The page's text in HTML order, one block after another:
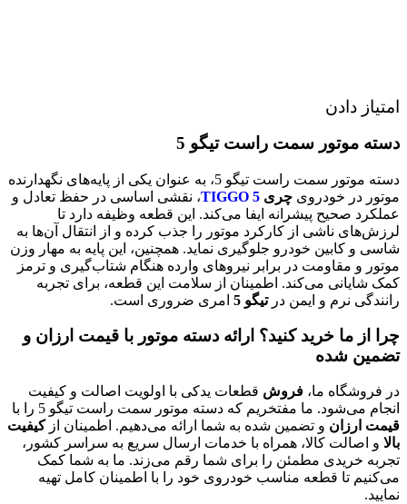
امتیاز دادن
دسته موتور سمت راست تیگو 5
دسته موتور سمت راست تیگو 5، به عنوان یکی از پایه‌های نگهدارنده
موتور در خودروی چری TIGGO 5، نقشی اساسی در حفظ تعادل و
عملکرد صحیح پیشرانه ایفا می‌کند. این قطعه وظیفه دارد تا
لرزش‌های ناشی از کارکرد موتور را جذب کرده و از انتقال آن‌ها به
شاسی و کابین خودرو جلوگیری نماید. همچنین، این پایه به مهار وزن
موتور و مقاومت در برابر نیروهای وارده هنگام شتاب‌گیری و ترمز
کمک شایانی می‌کند. اطمینان از سلامت این قطعه، برای تجربه
رانندگی نرم و ایمن درتیگو 5 امری ضروری است.
چرا از ما خرید کنید؟ ارائه دسته موتور با قیمت ارزان و
تضمین شده
در فروشگاه ما، فروش قطعات یدکی با اولویت اصالت و کیفیت
انجام می‌شود. ما مفتخریم که دسته موتور سمت راست تیگو 5 را با
قیمت ارزان و تضمین شده به شما ارائه می‌دهیم. اطمینان ازکیفیت
بالا و اصالت کالا، همراه با خدمات ارسال سریع به سراسر کشور،
تجربه خریدی مطمئن را برای شما رقم می‌زند. ما به شما کمک
می‌کنیم تا قطعه مناسب خودروی خود را با اطمینان کامل تهیه
نمایید.